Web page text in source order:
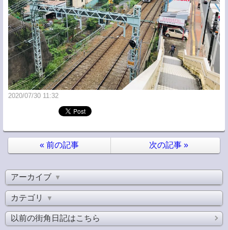
2020/07/30 11:32
« 前の記事 次の記事 »
アーカイブ ▼
カテゴリ ▼
以前の街角日記はこちら